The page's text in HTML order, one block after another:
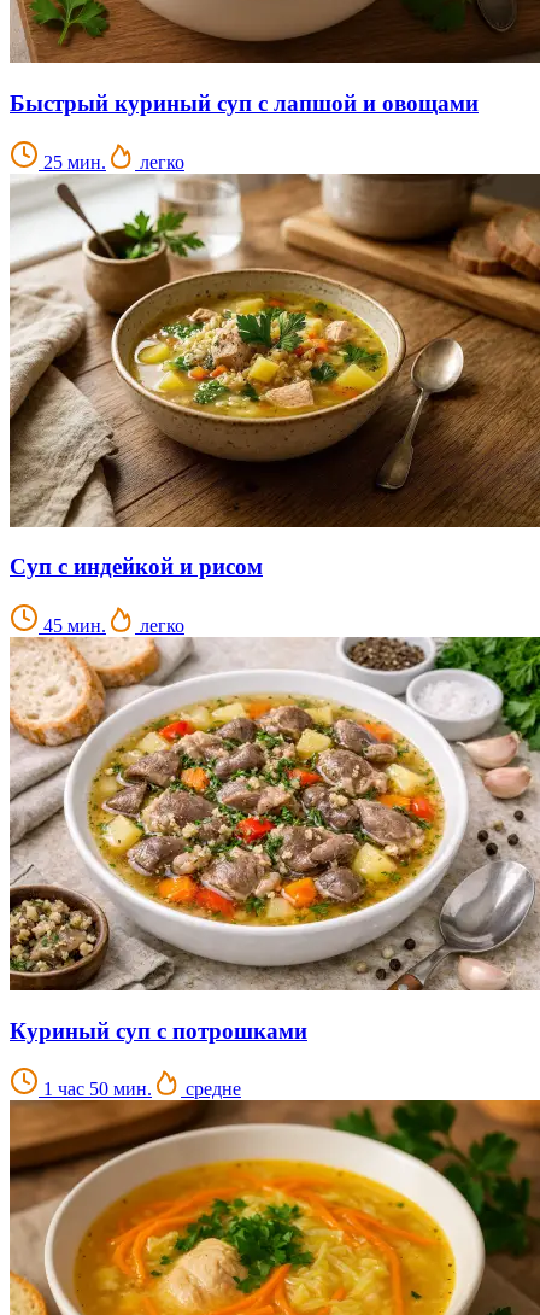
Быстрый куриный суп с лапшой и овощами
25 мин. легко
Суп с индейкой и рисом
45 мин. легко
Куриный суп с потрошками
1 час 50 мин. средне